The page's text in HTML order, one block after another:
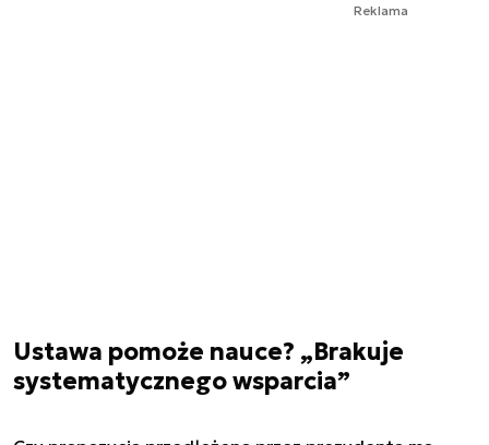
Reklama
Ustawa pomoże nauce? „Brakuje
systematycznego wsparcia”